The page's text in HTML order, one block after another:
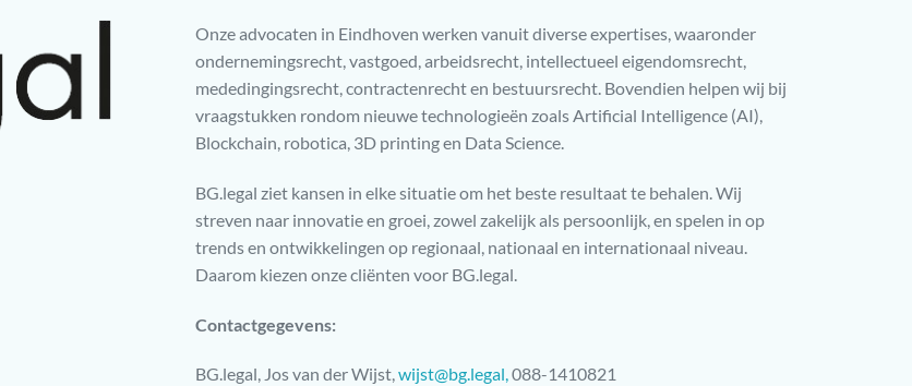
Onze advocaten in Eindhoven werken vanuit diverse expertises, waaronder
ondernemingsrecht, vastgoed, arbeidsrecht, intellectueel eigendomsrecht,
mededingingsrecht, contractenrecht en bestuursrecht. Bovendien helpen wij bij
vraagstukken rondom nieuwe technologieën zoals Artificial Intelligence (AI),
Blockchain, robotica, 3D printing en Data Science.
BG.legal ziet kansen in elke situatie om het beste resultaat te behalen. Wij
streven naar innovatie en groei, zowel zakelijk als persoonlijk, en spelen in op
trends en ontwikkelingen op regionaal, nationaal en internationaal niveau.
Daarom kiezen onze cliënten voor BG.legal.
Contactgegevens:
BG.legal, Jos van der Wijst,wijst@bg.legal,088-1410821